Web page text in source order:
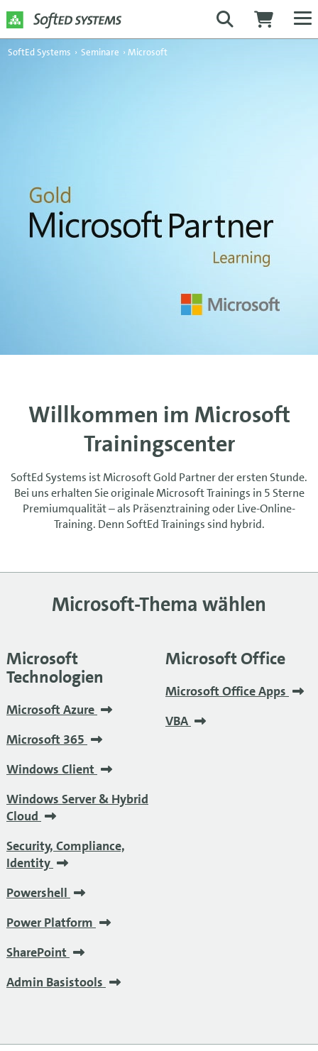
SoftEd Systems › Seminare › Microsoft
Willkommen im Microsoft
Trainingscenter
SoftEd Systems ist Microsoft Gold Partner der ersten Stunde.
Bei uns erhalten Sie originale Microsoft Trainings in 5 Sterne
Premiumqualität – als Präsenztraining oder Live-Online-
Training. Denn SoftEd Trainings sind hybrid.
Microsoft-Thema wählen
Microsoft
Technologien
Microsoft Azure
Microsoft 365
Windows Client
Windows Server & Hybrid
Cloud
Security, Compliance,
Identity
Powershell
Power Platform
SharePoint
Admin Basistools
Microsoft Office
Microsoft Office Apps
VBA